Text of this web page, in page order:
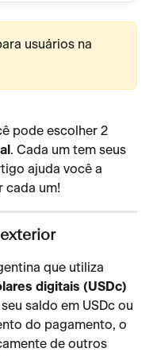
usuários na
pode escolher 2
. Cada um tem seus
ajuda você a
cada um!
que utiliza
digitais (USDc)
saldo em USDc ou
do pagamento, o
de outros